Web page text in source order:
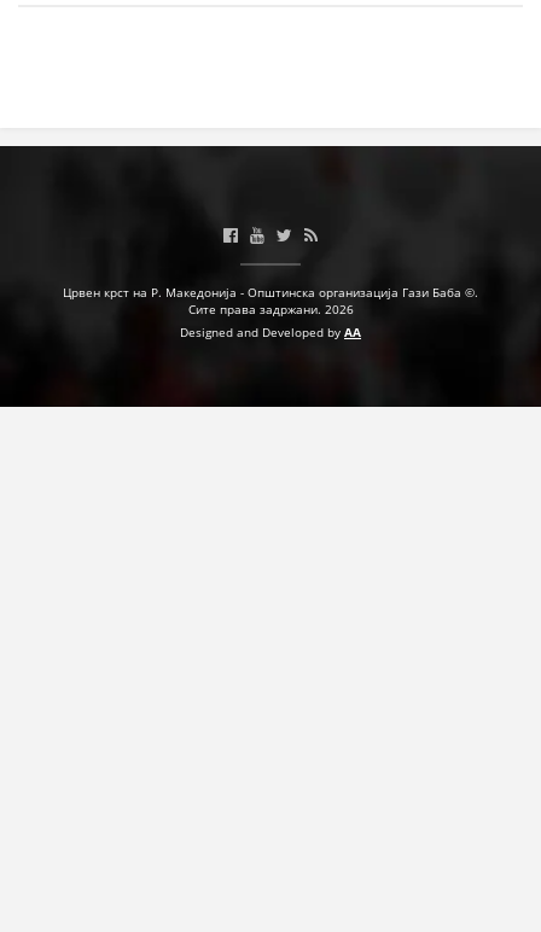
ЗДРАВСТВЕНО ПРЕВЕНТИВНА ДЕЈНОСТ
ПРВА ПОМОШ
КРВОДАРИТЕЛСТВО
МЕНАЏМЕНТ НА ВОЛОНТЕРИ
Црвен крст на Р. Македонија - Општинска организација Гази Баба ©.
Сите права задржани. 2026
Designed and Developed by AA